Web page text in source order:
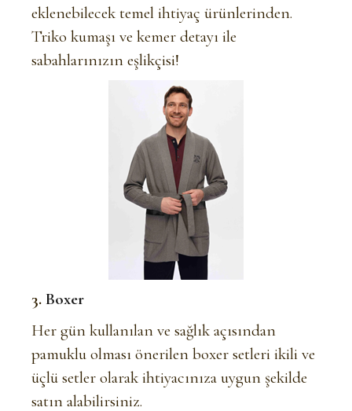
eklenebilecek temel ihtiyaç ürünlerinden.
Triko kumaşı ve kemer detayı ile
sabahlarınızın eşlikçisi!
3.Boxer
Her gün kullanılan ve sağlık açısından
pamuklu olması önerilen boxer setleri ikili ve
üçlü setler olarak ihtiyacınıza uygun şekilde
satın alabilirsiniz.